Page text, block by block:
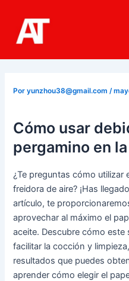
contenido
Poryunzhou38@gmail.com/
Cómo usar
pergamino en
¿Te preguntas cómo utilizar
freidora de aire? ¡Has
artículo, te
aprovechar al máximo el
aceite. Descubre cómo
facilitar la cocción y
resultados que puedes
aprender cómo elegir el